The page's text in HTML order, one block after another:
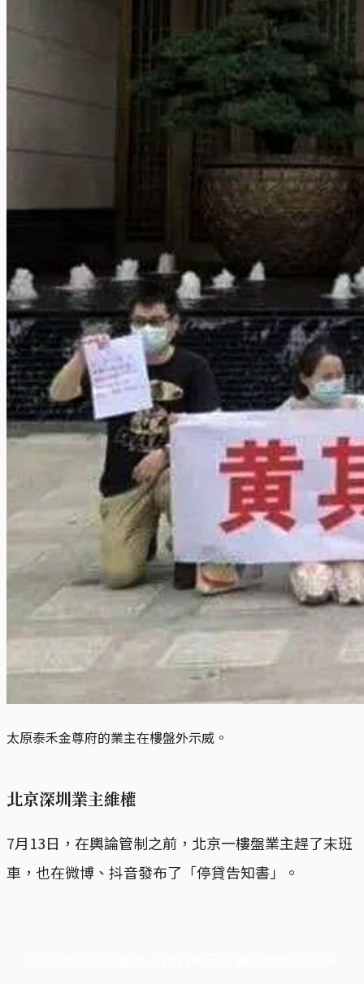
太原泰禾金尊府的業主在樓盤外示威。
北京深圳業主維權
7月13日，在輿論管制之前，北京一樓盤業主趕了末班
車，也在微博、抖音發布了「停貸告知書」。